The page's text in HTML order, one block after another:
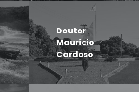
Doutor
Maurício
Cardoso